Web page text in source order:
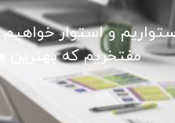
و استوار
مفتخریم که بهترین